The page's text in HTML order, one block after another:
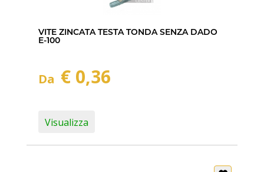
VITE ZINCATA TESTA TONDA SENZA DADO
E-100
Da € 0,36
Visualizza